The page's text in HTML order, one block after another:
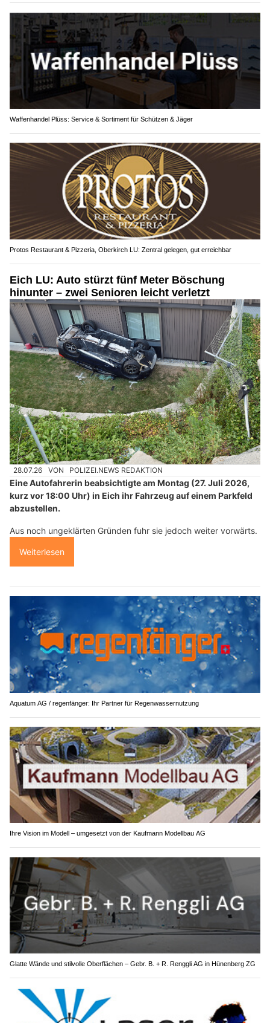
Waffenhandel Plüss: Service & Sortiment für Schützen & Jäger
Protos Restaurant & Pizzeria, Oberkirch LU: Zentral gelegen, gut erreichbar
Eich LU: Auto stürzt fünf Meter Böschung
hinunter – zwei Senioren leicht verletzt
28.07.26 VON POLIZEI.NEWS REDAKTION
Eine Autofahrerin beabsichtigte am Montag (27. Juli 2026,
kurz vor 18:00 Uhr) in Eich ihr Fahrzeug auf einem Parkfeld
abzustellen.
Aus noch ungeklärten Gründen fuhr sie jedoch weiter vorwärts.
Weiterlesen
Aquatum AG / regenfänger: Ihr Partner für Regenwassernutzung
Ihre Vision im Modell – umgesetzt von der Kaufmann Modellbau AG
Glatte Wände und stilvolle Oberflächen – Gebr. B. + R. Renggli AG in Hünenberg ZG